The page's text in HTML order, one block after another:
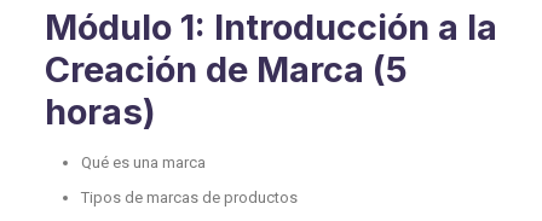
Módulo 1: Introducción a la
Creación de Marca (5
horas)
Qué es una marca
Tipos de marcas de productos